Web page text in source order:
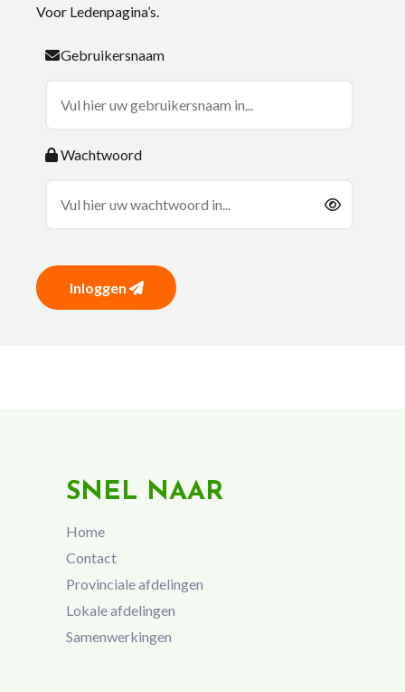
Voor Ledenpagina’s.
Gebruikersnaam
Wachtwoord
Inloggen
SNEL NAAR
Home
Contact
Provinciale afdelingen
Lokale afdelingen
Samenwerkingen